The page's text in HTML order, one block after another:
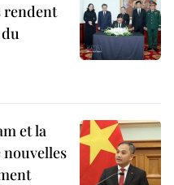
rendent
et la
nouvelles